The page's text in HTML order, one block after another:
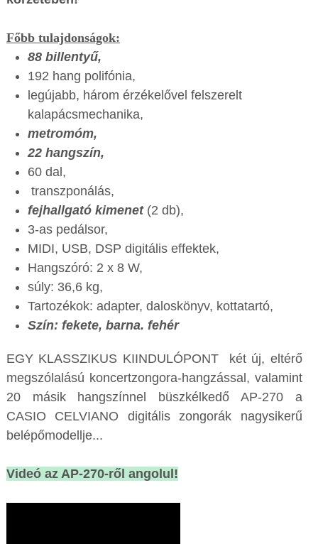
Főbb tulajdonságok:
88 billentyű,
192 hang polifónia,
legújabb, három érzékelővel felszerelt
kalapácsmechanika,
metromóm,
22 hangszín,
60 dal,
transzponálás,
fejhallgató kimenet (2 db),
3-as pedálsor,
MIDI, USB, DSP digitális effektek,
Hangszóró: 2 x 8 W,
súly: 36,6 kg,
Tartozékok: adapter, daloskönyv, kottatartó,
Szín: fekete, barna. fehér
EGY KLASSZIKUS KIINDULÓPONT két új, eltérő
megszólalású koncertzongora-hangzással, valamint
20 másik hangszínnel büszkélkedő AP-270 a
CASIO CELVIANO digitális zongorák nagysikerű
belépőmodellje...
Videó az AP-270-ről angolul!